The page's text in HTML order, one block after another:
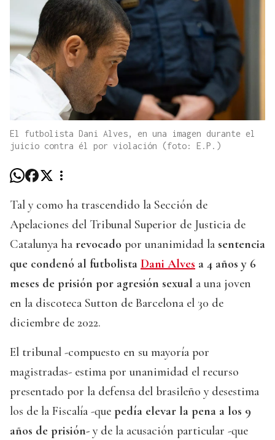
El futbolista Dani Alves, en una imagen durante el
juicio contra él por violación (foto: E.P.)
Tal y como ha trascendido la Sección de
Apelaciones del Tribunal Superior de Justicia de
Catalunya ha revocado por unanimidad la sentencia
que condenó al futbolista Dani Alves a 4 años y 6
meses de prisión por agresión sexual a una joven
en la discoteca Sutton de Barcelona el 30 de
diciembre de 2022.
El tribunal -compuesto en su mayoría por
magistradas- estima por unanimidad el recurso
presentado por la defensa del brasileño y desestima
los de la Fiscalía -que pedía elevar la pena a los 9
años de prisión- y de la acusación particular -que